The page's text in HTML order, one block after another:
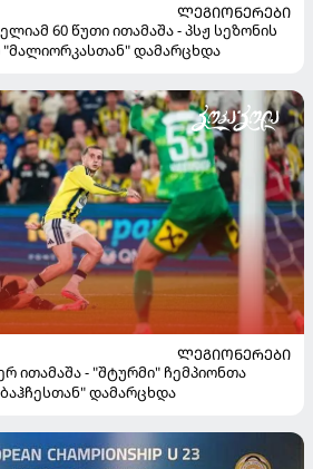
ᲚᲔᲒᲘᲝᲜᲔᲠᲔᲑᲘ
60 წუთი ითამაშა - პსჟ სეზონის
დამარცხდა
ᲚᲔᲒᲘᲝᲜᲔᲠᲔᲑᲘ
ითამაშა - "შტურმი" ჩემპიონთა
დამარცხდა